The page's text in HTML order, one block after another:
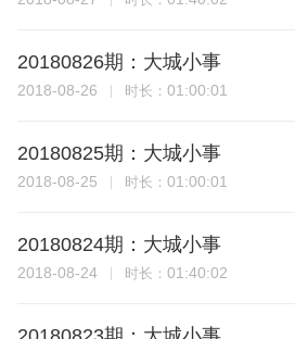
20180826期：大城小事
2018-08-26 时长： 01:00:01
20180825期：大城小事
2018-08-25 时长： 01:00:01
20180824期：大城小事
2018-08-24 时长： 01:40:02